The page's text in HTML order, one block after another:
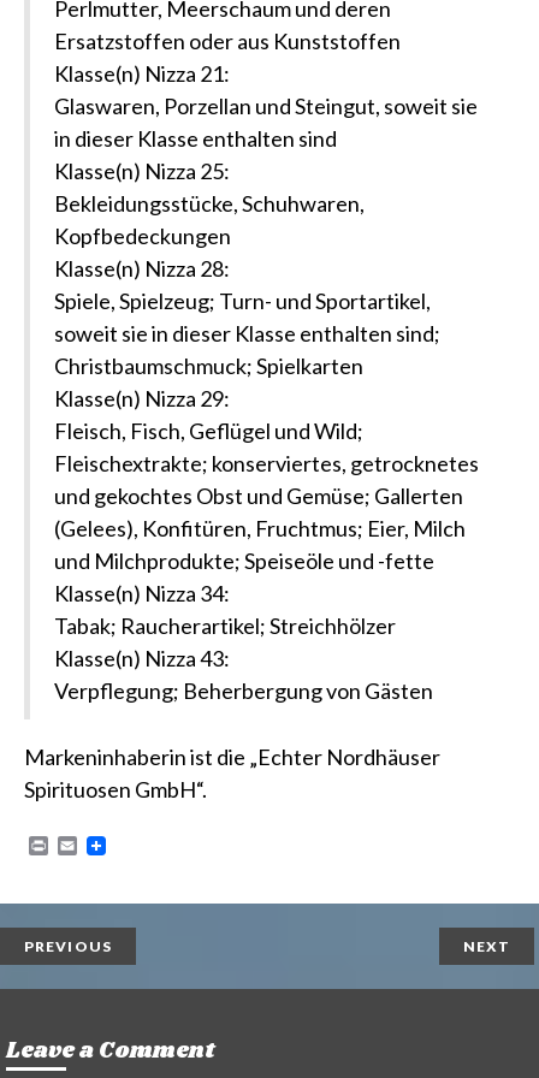
Perlmutter, Meerschaum und deren
Ersatzstoffen oder aus Kunststoffen
Klasse(n) Nizza 21:
Glaswaren, Porzellan und Steingut, soweit sie
in dieser Klasse enthalten sind
Klasse(n) Nizza 25:
Bekleidungsstücke, Schuhwaren,
Kopfbedeckungen
Klasse(n) Nizza 28:
Spiele, Spielzeug; Turn- und Sportartikel,
soweit sie in dieser Klasse enthalten sind;
Christbaumschmuck; Spielkarten
Klasse(n) Nizza 29:
Fleisch, Fisch, Geflügel und Wild;
Fleischextrakte; konserviertes, getrocknetes
und gekochtes Obst und Gemüse; Gallerten
(Gelees), Konfitüren, Fruchtmus; Eier, Milch
und Milchprodukte; Speiseöle und -fette
Klasse(n) Nizza 34:
Tabak; Raucherartikel; Streichhölzer
Klasse(n) Nizza 43:
Verpflegung; Beherbergung von Gästen
Markeninhaberin ist die „Echter Nordhäuser
Spirituosen GmbH“.
P
n
t
E
i
l
PREVIOUS NEXT
Leave a Comment